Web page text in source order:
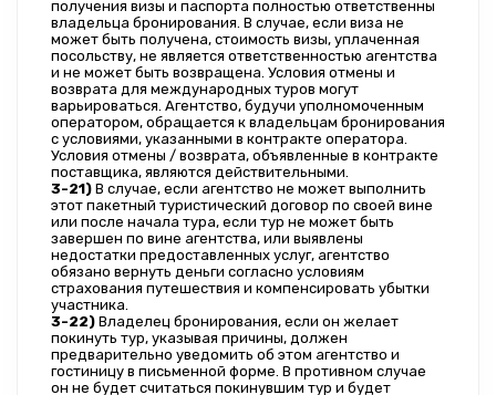
получения визы и паспорта полностью ответственны
владельца бронирования. В случае, если виза не
может быть получена, стоимость визы, уплаченная
посольству, не является ответственностью агентства
и не может быть возвращена. Условия отмены и
возврата для международных туров могут
варьироваться. Агентство, будучи уполномоченным
оператором, обращается к владельцам бронирования
с условиями, указанными в контракте оператора.
Условия отмены / возврата, объявленные в контракте
поставщика, являются действительными.
3-21) В случае, если агентство не может выполнить
этот пакетный туристический договор по своей вине
или после начала тура, если тур не может быть
завершен по вине агентства, или выявлены
недостатки предоставленных услуг, агентство
обязано вернуть деньги согласно условиям
страхования путешествия и компенсировать убытки
участника.
3-22) Владелец бронирования, если он желает
покинуть тур, указывая причины, должен
предварительно уведомить об этом агентство и
гостиницу в письменной форме. В противном случае
он не будет считаться покинувшим тур и будет